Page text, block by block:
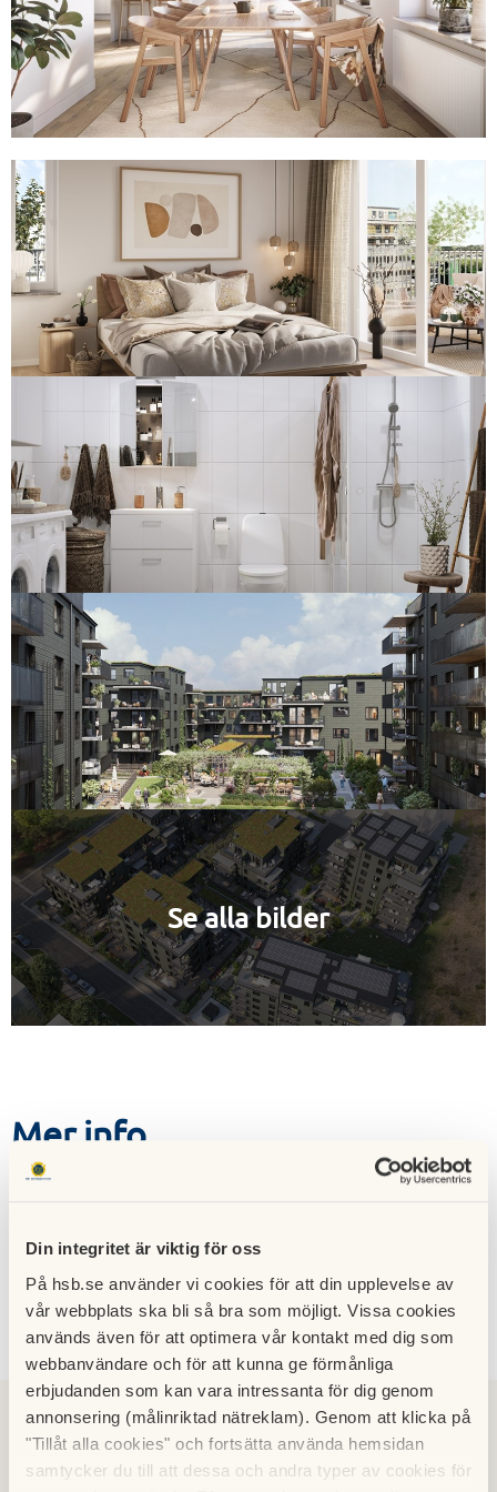
Din integritet är viktig för oss
På hsb.se använder vi cookies för att din upplevelse av
vår webbplats ska bli så bra som möjligt. Vissa cookies
används även för att optimera vår kontakt med dig som
webbanvändare och för att kunna ge förmånliga
erbjudanden som kan vara intressanta för dig genom
annonsering (målinriktad nätreklam). Genom att klicka på
"Tillåt alla cookies" och fortsätta använda hemsidan
samtycker du till att dessa och andra typer av cookies för
Se alla bilder
Mer info
Kontakt
Malin Eriksson